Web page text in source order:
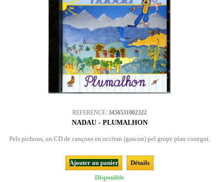
REFERENCE: 3456531002322
NADAU - PLUMALHON
Pels pichons, un CD de cançons en occitan (gascon) pel grope plan conegut.
Ajouter au panier
Détails
Disponible